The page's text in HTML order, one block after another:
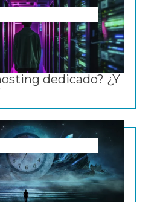
dedicado? ¿Y